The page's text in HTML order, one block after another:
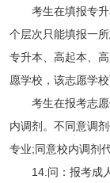
考生在填报专升
个层次只能填报一
专升本、高起本、
愿学校，该志愿学
考生在报考志愿
内调剂。不同意调
专业;同意校内调剂
14.问：报考成人